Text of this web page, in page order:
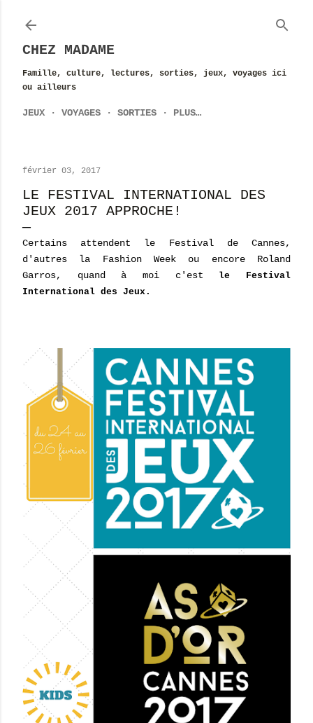
CHEZ MADAME
Famille, culture, lectures, sorties, jeux, voyages ici
ou ailleurs
JEUX VOYAGES SORTIES PLUS…
février 03, 2017
LE FESTIVAL INTERNATIONAL DES
JEUX 2017 APPROCHE!
Certains attendent le Festival de Cannes,
d'autres la Fashion Week ou encore Roland
Garros, quand à moi c'est le Festival
International des Jeux.